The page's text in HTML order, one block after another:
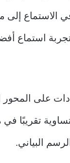
الاستماع إلى
استماع
على المحور
تقريبًا
البياني.